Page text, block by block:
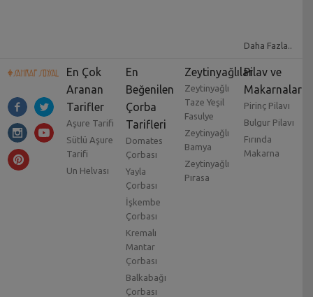
Daha Fazla..
En Çok
Aranan
Tarifler
Aşure Tarifi
Sütlü Aşure
Tarifi
Un Helvası
En
Beğenilen
Çorba
Tarifleri
Domates
Çorbası
Yayla
Çorbası
İşkembe
Çorbası
Kremalı
Mantar
Çorbası
Balkabağı
Çorbası
Zeytinyağlılar
Zeytinyağlı
Taze Yeşil
Fasulye
Zeytinyağlı
Bamya
Zeytinyağlı
Pırasa
Pilav ve
Makarnalar
Pirinç Pilavı
Bulgur Pilavı
Fırında
Makarna